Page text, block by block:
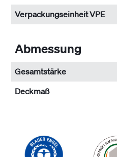
Verpackungseinheit VPE
Abmessung
Gesamtstärke
Deckmaß